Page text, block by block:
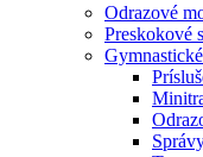
Odrazové
Preskokové